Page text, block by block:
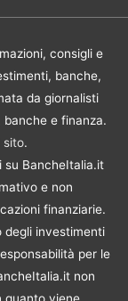
consigli e
banche,
da giornalisti
e finanza.
sito.
su BancheItalia.it
e non
finanziarie.
degli investimenti
per le
non
quanto viene